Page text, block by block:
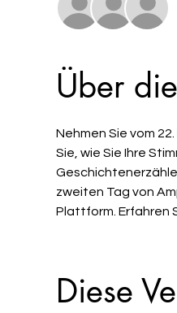
Über
Nehmen Sie vom
Sie, wie Sie Ihre
zweiten Tag von
Plattform. Erfahren
Diese